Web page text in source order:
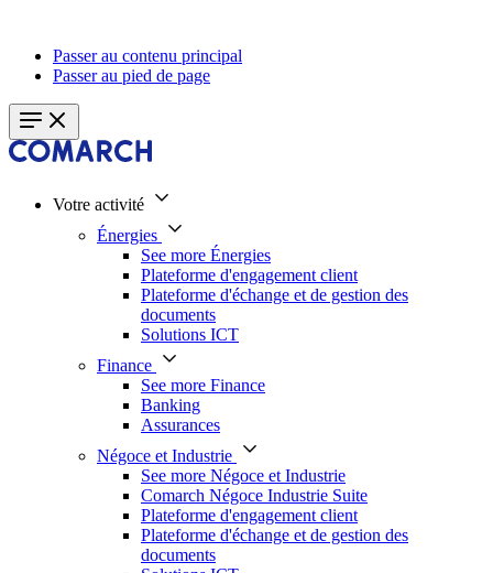
Passer au contenu principal
Passer au pied de page
Votre activité
Énergies
See more Énergies
Plateforme d'engagement client
Plateforme d'échange et de gestion des
documents
Solutions ICT
Finance
See more Finance
Banking
Assurances
Négoce et Industrie
See more Négoce et Industrie
Comarch Négoce Industrie Suite
Plateforme d'engagement client
Plateforme d'échange et de gestion des
documents